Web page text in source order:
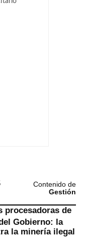
Contenido de
Gestión
procesadoras de
Gobierno: la
la minería ilegal